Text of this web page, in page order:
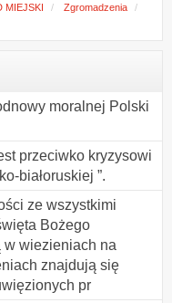
MIEJSKI
Zgromadzenia
moralnej Polski
przeciwko kryzysowi
białoruskiej ”.
ze wszystkimi
Bożego
w wiezieniach na
znajdują się
pr